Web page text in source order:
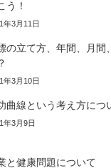
う！
年3月11日
の立て方、年間、月間
年3月10日
曲線という考え方につ
年3月9日
と健康問題について